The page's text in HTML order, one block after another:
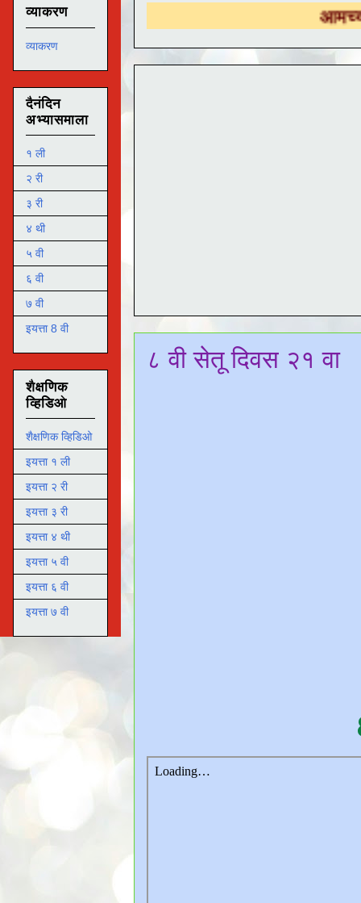
DS
८ वी सेतू दिवस २१ वा
व्याकरण
व्याकरण
दैनंदिन
अभ्यासमाला
१ ली
२ री
३ री
४ थी
५ वी
६ वी
७ वी
इयत्ता 8 वी
शैक्षणिक
व्हिडिओ
शैक्षणिक व्हिडिओ
इयत्ता १ ली
इयत्ता २ री
इयत्ता ३ री
इयत्ता ४ थी
इयत्ता ५ वी
इयत्ता ६ वी
इयत्ता ७ वी